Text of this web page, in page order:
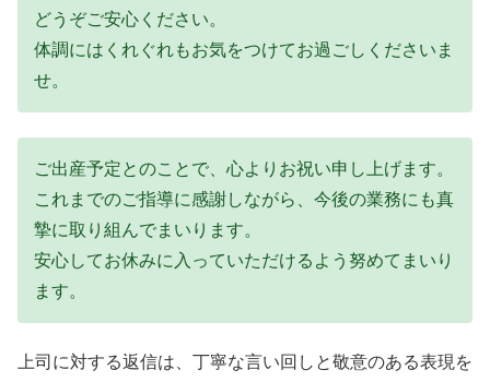
どうぞご安心ください。
体調にはくれぐれもお気をつけてお過ごしくださいま
せ。
ご出産予定とのことで、心よりお祝い申し上げます。
これまでのご指導に感謝しながら、今後の業務にも真
摯に取り組んでまいります。
安心してお休みに入っていただけるよう努めてまいり
ます。
上司に対する返信は、丁寧な言い回しと敬意のある表現を